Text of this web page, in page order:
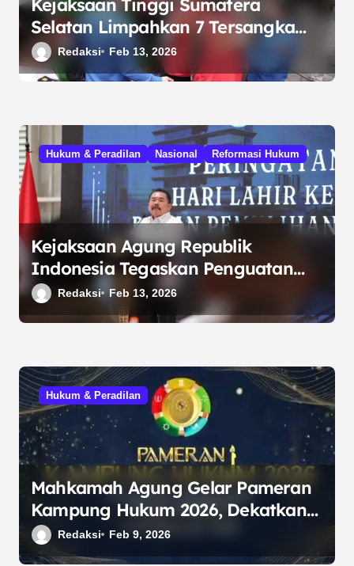
Kejaksaan Tinggi Sumatera
Selatan Limpahkan 7 Tersangka
Korupsi KUR Mikro Bank
Pemerintah ke Jaksa Penuntut
Redaksi Feb 13, 2026
Hukum & Peradilan Nasional Reformasi Hukum
Kejaksaan Agung Republik
Indonesia Tegaskan Penguatan
Pemulihan Aset Nasional di Usia
Dua Tahun BPA
Redaksi Feb 13, 2026
Hukum & Peradilan
Mahkamah Agung Gelar Pameran
Kampung Hukum 2026, Dekatkan
Layanan Peradilan kepada
Masyarakat
Redaksi Feb 9, 2026